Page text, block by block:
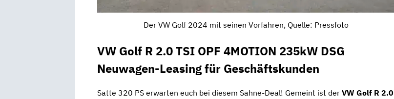
Der VW Golf 2024 mit seinen Vorfahren, Quelle: Pressfoto
VW Golf R 2.0 TSI OPF 4MOTION 235kW DSG
Neuwagen-Leasing für Geschäftskunden
Satte 320 PS erwarten euch bei diesem Sahne-Deal! Gemeint ist der VW Golf R 2.0